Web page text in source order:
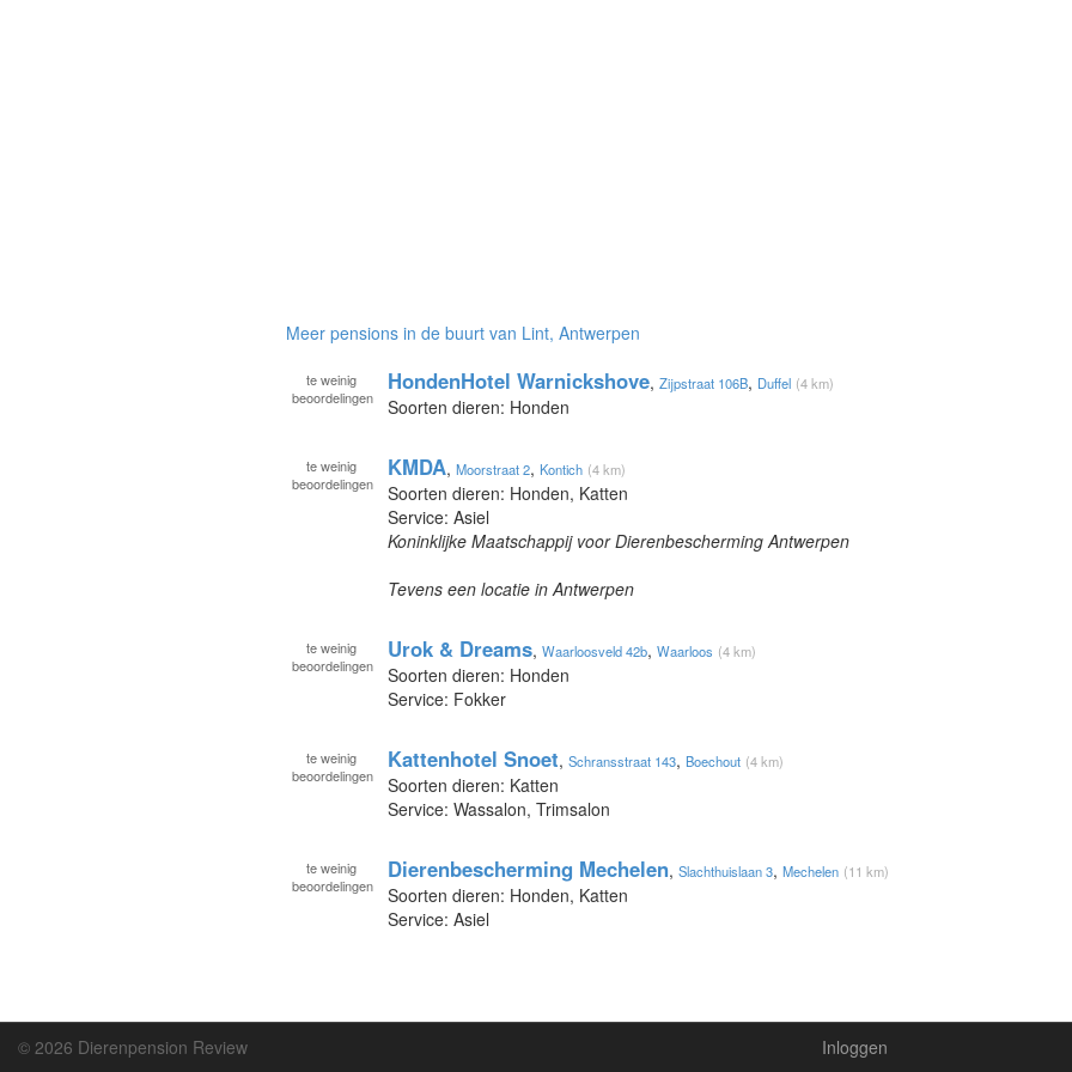
Meer pensions in de buurt van Lint, Antwerpen
te weinig
beoordelingen
HondenHotel Warnickshove, Zijpstraat 106B, Duffel (4 km)
Soorten dieren: Honden
te weinig
beoordelingen
KMDA, Moorstraat 2, Kontich (4 km)
Soorten dieren: Honden, Katten
Service: Asiel
Koninklijke Maatschappij voor Dierenbescherming Antwerpen
Tevens een locatie in Antwerpen
te weinig
beoordelingen
Urok & Dreams, Waarloosveld 42b, Waarloos (4 km)
Soorten dieren: Honden
Service: Fokker
te weinig
beoordelingen
Kattenhotel Snoet, Schransstraat 143, Boechout (4 km)
Soorten dieren: Katten
Service: Wassalon, Trimsalon
te weinig
beoordelingen
Dierenbescherming Mechelen, Slachthuislaan 3, Mechelen (11 km)
Soorten dieren: Honden, Katten
Service: Asiel
© 2026 Dierenpension Review
Inloggen